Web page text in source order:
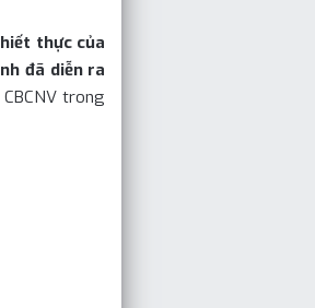
thực của
đã diễn ra
trong